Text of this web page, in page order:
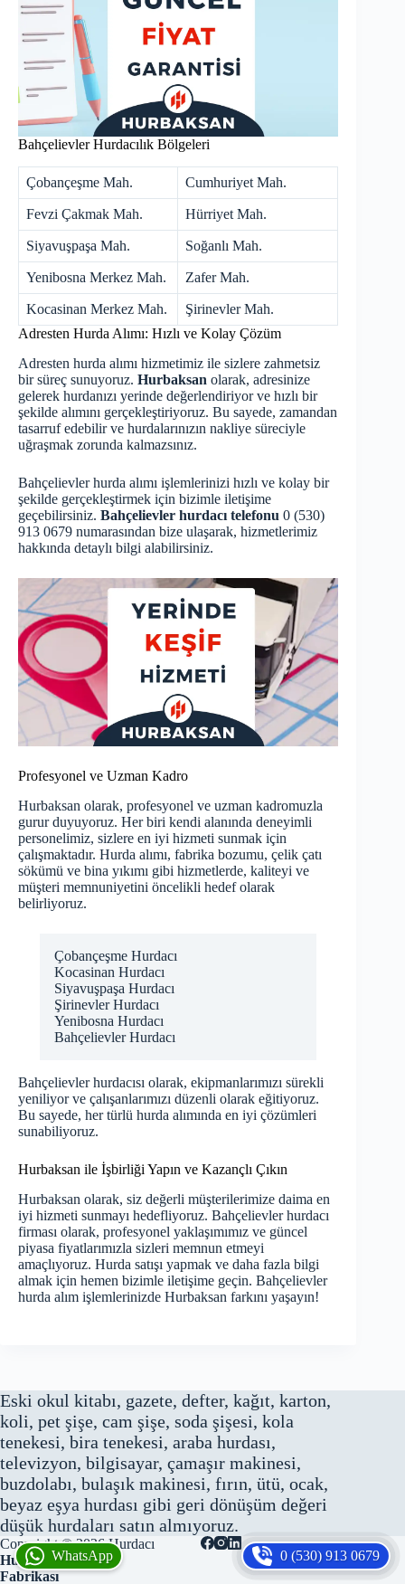
Bahçelievler Hurdacılık Bölgeleri
Çobançeşme Mah. Cumhuriyet Mah.
Fevzi Çakmak Mah. Hürriyet Mah.
Siyavuşpaşa Mah. Soğanlı Mah.
Yenibosna Merkez Mah. Zafer Mah.
Kocasinan Merkez Mah.
Şirinevler Mah.
Adresten Hurda Alımı: Hızlı ve Kolay Çözüm
Adresten hurda alımı hizmetimiz ile sizlere zahmetsiz
bir süreç sunuyoruz. Hurbaksan olarak, adresinize
gelerek hurdanızı yerinde değerlendiriyor ve hızlı bir
şekilde alımını gerçekleştiriyoruz. Bu sayede, zamandan
tasarruf edebilir ve hurdalarınızın nakliye süreciyle
uğraşmak zorunda kalmazsınız.
Bahçelievler hurda alımı işlemlerinizi hızlı ve kolay bir
şekilde gerçekleştirmek için bizimle iletişime
geçebilirsiniz. Bahçelievler hurdacı telefonu 0 (530)
913 0679 numarasından bize ulaşarak, hizmetlerimiz
hakkında detaylı bilgi alabilirsiniz.
Profesyonel ve Uzman Kadro
Hurbaksan olarak, profesyonel ve uzman kadromuzla
gurur duyuyoruz. Her biri kendi alanında deneyimli
personelimiz, sizlere en iyi hizmeti sunmak için
çalışmaktadır. Hurda alımı, fabrika bozumu, çelik çatı
sökümü ve bina yıkımı gibi hizmetlerde, kaliteyi ve
müşteri memnuniyetini öncelikli hedef olarak
belirliyoruz.
Çobançeşme Hurdacı
Kocasinan Hurdacı
Siyavuşpaşa Hurdacı
Şirinevler Hurdacı
Yenibosna Hurdacı
Bahçelievler Hurdacı
Bahçelievler hurdacısı olarak, ekipmanlarımızı sürekli
yeniliyor ve çalışanlarımızı düzenli olarak eğitiyoruz.
Bu sayede, her türlü hurda alımında en iyi çözümleri
sunabiliyoruz.
Hurbaksan ile İşbirliği Yapın ve Kazançlı Çıkın
Hurbaksan olarak, siz değerli müşterilerimize daima en
iyi hizmeti sunmayı hedefliyoruz. Bahçelievler hurdacı
firması olarak, profesyonel yaklaşımımız ve güncel
piyasa fiyatlarımızla sizleri memnun etmeyi
amaçlıyoruz. Hurda satışı yapmak ve daha fazla bilgi
almak için hemen bizimle iletişime geçin. Bahçelievler
hurda alım işlemlerinizde Hurbaksan farkını yaşayın!
Eski okul kitabı, gazete, defter, kağıt, karton,
koli, pet şişe, cam şişe, soda şişesi, kola
tenekesi, bira tenekesi, araba hurdası,
televizyon, bilgisayar, çamaşır makinesi,
buzdolabı, bulaşık makinesi, fırın, ütü, ocak,
beyaz eşya hurdası gibi geri dönüşüm değeri
düşük hurdaları satın almıyoruz.
Copyright © 2026Hurdacı
Hurbaksan Hurda
Fabrikası
0 (530) 913 0679
WhatsApp